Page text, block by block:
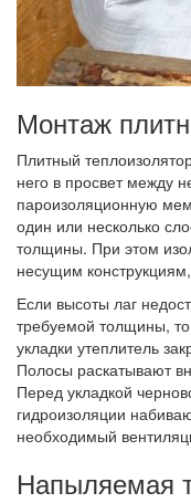
Монтаж
Плитный
него в просвет между
пароизоляционную
один или несколько
толщины. При этом
несущим
Если высоты лаг
требуемой толщины,
укладки утеплитель
Полосы раскатывают
Перед укладкой
гидроизоляции
необходимый
Напыляемая